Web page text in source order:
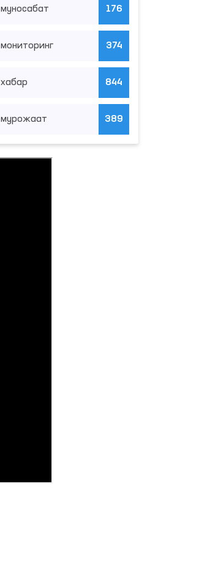
муносабат 176
мониторинг 374
хабар 844
мурожаат 389